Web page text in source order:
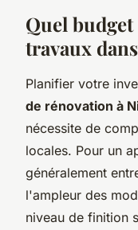
Quel
travaux
Planifier votre
de rénovation à
nécessite de
locales. Pour un
généralement
l'ampleur des
niveau de finition